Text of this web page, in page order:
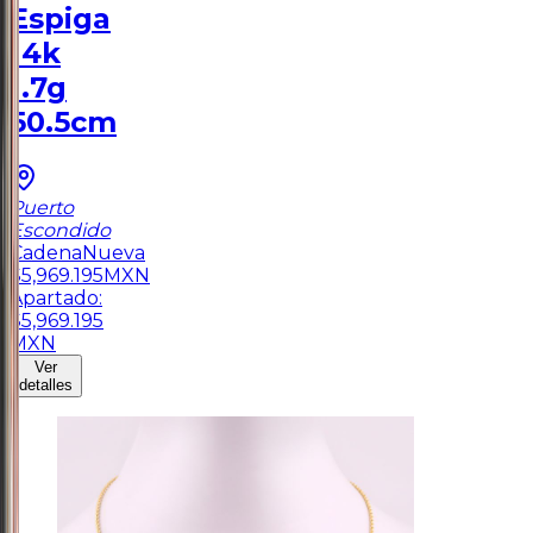
Espiga
14k
1.7g
50.5cm
Puerto
Escondido
Cadena Nueva
$5,969.195 MXN
Apartado:
$5,969.195
MXN
Ver
detalles